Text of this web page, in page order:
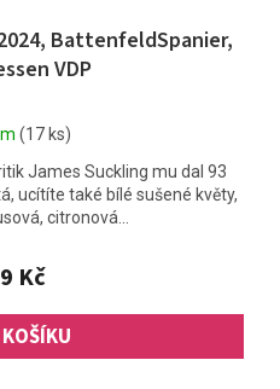
BattenfeldSpanier,
VDP
Průměrné
produktu
je
5,0
5
hvězdiček.
(17 ks)
Kč
James Suckling mu dal 93
ucítíte také bílé sušené květy,
citronová...